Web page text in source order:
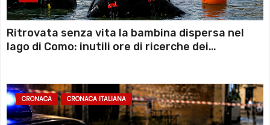
Ritrovata senza vita la bambina dispersa nel
lago di Como: inutili ore di ricerche dei
CRONACA CRONACA ITALIANA